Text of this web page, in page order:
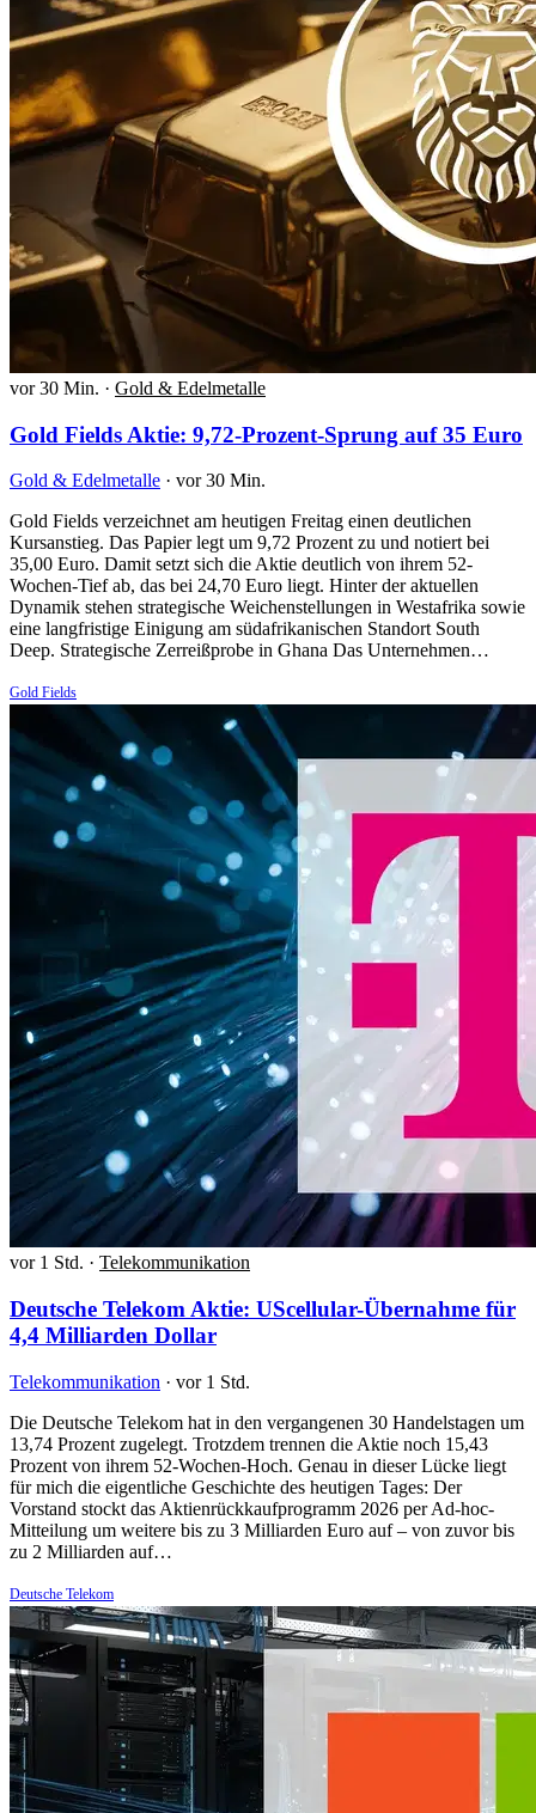
vor 30 Min. · Gold & Edelmetalle
Gold Fields Aktie: 9,72-Prozent-Sprung auf 35 Euro
Gold & Edelmetalle · vor 30 Min.
Gold Fields verzeichnet am heutigen Freitag einen deutlichen
Kursanstieg. Das Papier legt um 9,72 Prozent zu und notiert bei
35,00 Euro. Damit setzt sich die Aktie deutlich von ihrem 52-
Wochen-Tief ab, das bei 24,70 Euro liegt. Hinter der aktuellen
Dynamik stehen strategische Weichenstellungen in Westafrika sowie
eine langfristige Einigung am südafrikanischen Standort South
Deep. Strategische Zerreißprobe in Ghana Das Unternehmen…
Gold Fields
vor 1 Std. · Telekommunikation
Deutsche Telekom Aktie: UScellular-Übernahme für
4,4 Milliarden Dollar
Telekommunikation · vor 1 Std.
Die Deutsche Telekom hat in den vergangenen 30 Handelstagen um
13,74 Prozent zugelegt. Trotzdem trennen die Aktie noch 15,43
Prozent von ihrem 52-Wochen-Hoch. Genau in dieser Lücke liegt
für mich die eigentliche Geschichte des heutigen Tages: Der
Vorstand stockt das Aktienrückkaufprogramm 2026 per Ad-hoc-
Mitteilung um weitere bis zu 3 Milliarden Euro auf – von zuvor bis
zu 2 Milliarden auf…
Deutsche Telekom